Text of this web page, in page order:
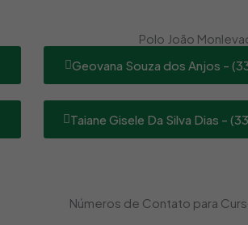
Polo João
Geovana Souza dos Anjos -
Taiane Gisele Da Silva Dias -
Números de Contato para